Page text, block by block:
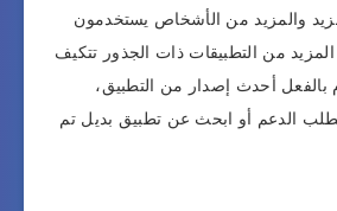
والمزيد من الأشخاص يستخدمون
من التطبيقات ذات الجذور تتكيف
أحدث إصدار من التطبيق،
الدعم أو ابحث عن تطبيق بديل تم